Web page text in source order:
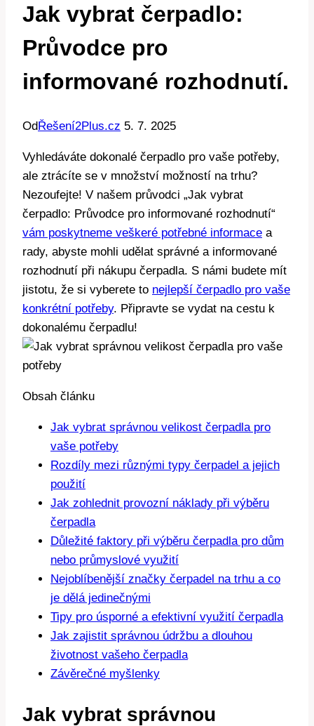
Jak vybrat čerpadlo:
Průvodce pro
informované rozhodnutí.
Od Řešení2Plus.cz 5. 7. 2025
Vyhledáváte dokonalé čerpadlo pro vaše potřeby,
ale ztrácíte se v množství možností na trhu?
Nezoufejte! V našem průvodci „Jak vybrat
čerpadlo: Průvodce pro informované rozhodnutí“
vám poskytneme veškeré potřebné informace a
rady, abyste mohli udělat správné a informované
rozhodnutí při nákupu čerpadla. S námi budete mít
jistotu, že si vyberete to nejlepší čerpadlo pro vaše
konkrétní potřeby. Připravte se vydat na cestu k
dokonalému čerpadlu!
Obsah článku
Jak vybrat správnou velikost čerpadla pro
vaše potřeby
Rozdíly mezi různými typy čerpadel a jejich
použití
Jak zohlednit provozní náklady při výběru
čerpadla
Důležité faktory při výběru čerpadla pro dům
nebo průmyslové využití
Nejoblíbenější značky čerpadel na trhu a co
je dělá jedinečnými
Tipy pro úsporné a efektivní využití čerpadla
Jak zajistit správnou údržbu a dlouhou
životnost vašeho čerpadla
Závěrečné myšlenky
Jak vybrat správnou